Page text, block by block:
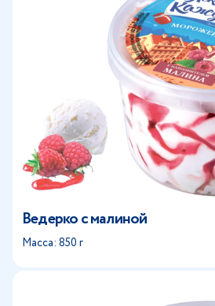
Ведерко с малиной
Масса: 850 г